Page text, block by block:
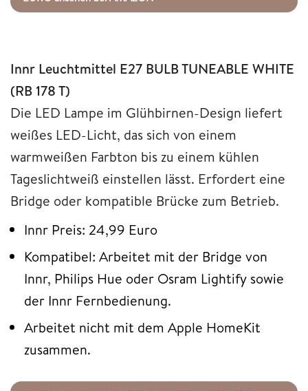
Innr Leuchtmittel E27 BULB TUNEABLE WHITE
(RB 178 T)
Die LED Lampe im Glühbirnen-Design liefert
weißes LED-Licht, das sich von einem
warmweißen Farbton bis zu einem kühlen
Tageslichtweiß einstellen lässt. Erfordert eine
Bridge oder kompatible Brücke zum Betrieb.
Innr Preis: 24,99 Euro
Kompatibel: Arbeitet mit der Bridge von
Innr, Philips Hue oder Osram Lightify sowie
der Innr Fernbedienung.
Arbeitet nicht mit dem Apple HomeKit
zusammen.